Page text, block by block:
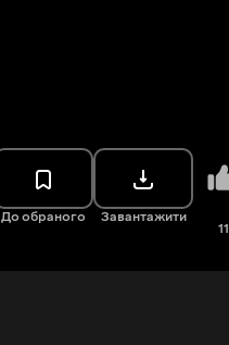
До обраного Завантажити
11